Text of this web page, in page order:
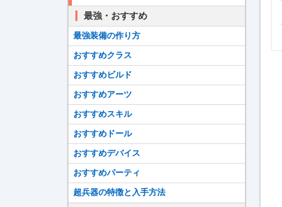
最強・おすすめ
最強装備の作り方
おすすめクラス
おすすめビルド
おすすめアーツ
おすすめスキル
おすすめドール
おすすめデバイス
おすすめパーティ
超兵器の特徴と入手方法